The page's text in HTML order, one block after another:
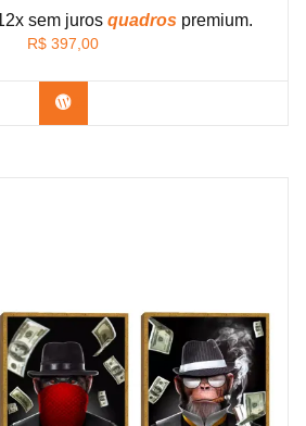
sem juros quadros premium.
R$ 397,00
Confira os modelos